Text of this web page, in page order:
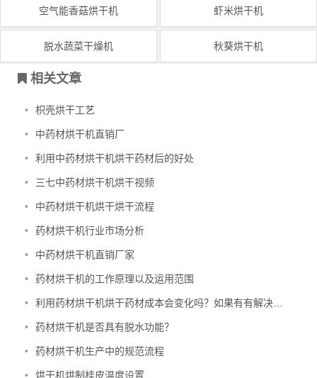
空气能香菇烘干机 虾米烘干机
脱水蔬菜干燥机 秋葵烘干机
相关文章
• 枳壳烘干工艺
• 中药材烘干机直销厂
• 利用中药材烘干机烘干药材后的好处
• 三七中药材烘干机烘干视频
• 中药材烘干机烘干烘干流程
• 药材烘干机行业市场分析
• 中药材烘干机直销厂家
• 药材烘干机的工作原理以及运用范围
• 利用药材烘干机烘干药材成本会变化吗？如果有有解决方法吗
• 药材烘干机是否具有脱水功能？
• 药材烘干机生产中的规范流程
• 烘干机烘制桂皮温度设置